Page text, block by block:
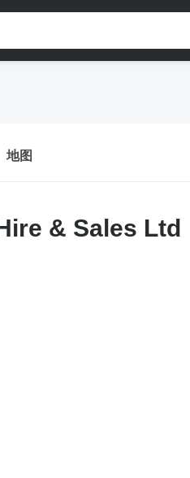
地图
& Sales Ltd